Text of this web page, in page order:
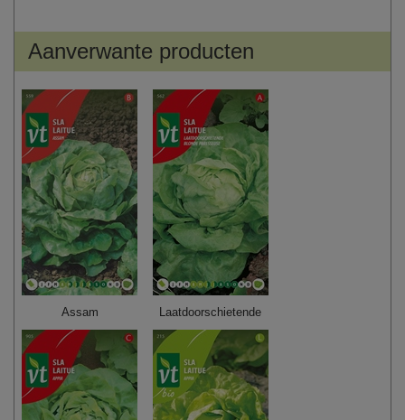
Aanverwante producten
Assam Laatdoorschietende